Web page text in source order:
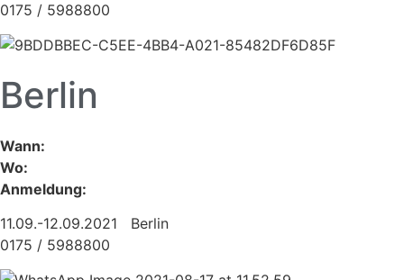
0175 / 5988800
Berlin
Wann:
Wo:
Anmeldung:
11.09.-12.09.2021 Berlin
0175 / 5988800